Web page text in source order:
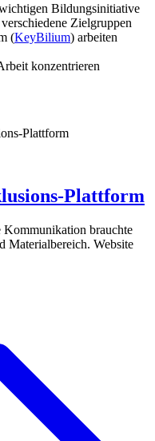
Bildungsinitiative
Zielgruppen
(KeyBilium) arbeiten
konzentrieren
Plattform
Kommunikation brauchte
Materialbereich. Website